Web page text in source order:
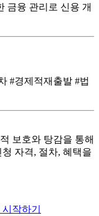
금융 관리로 신용 개
#경제적재출발 #법
보호와 탕감을 통해
자격, 절차, 혜택을
작하기